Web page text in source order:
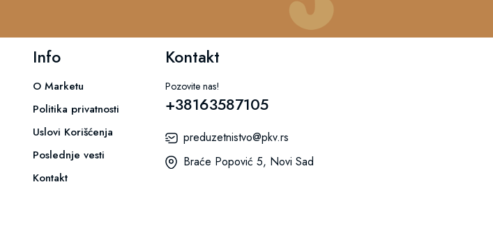
Info
O Marketu
Politika privatnosti
Uslovi Korišćenja
Poslednje vesti
Kontakt
Kontakt
Pozovite nas!
+38163587105
preduzetnistvo@pkv.rs
Braće Popović 5, Novi Sad